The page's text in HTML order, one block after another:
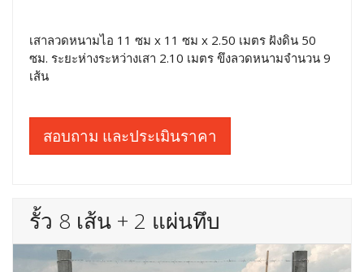
เสาลวดหนามไอ 11 ซม x 11 ซม x 2.50 เมตร ฝังดิน 50
ซม. ระยะห่างระหว่างเสา 2.10 เมตร ขึงลวดหนามจำนวน 9
เส้น
สอบถาม และประเมินราคา
รั้ว 8 เส้น + 2 แผ่นทึบ